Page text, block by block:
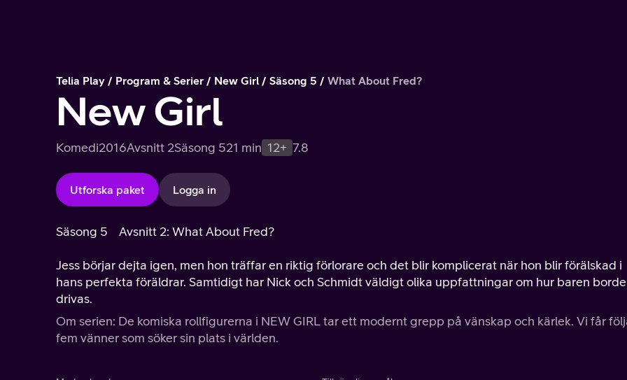
Telia Play Program & Serier New Girl Säsong 5 What About Fred?
New Girl
Komedi2016Avsnitt 2Säsong 521 min 12+ 7.8
Utforska paket Logga in
Säsong 5 Avsnitt 2: What About Fred?
Jess börjar dejta igen, men hon träffar en riktig förlorare och det blir komplicerat när hon blir förälskad i
hans perfekta föräldrar. Samtidigt har Nick och Schmidt väldigt olika uppfattningar om hur baren borde
drivas.
Om serien: De komiska rollfigurerna i NEW GIRL tar ett modernt grepp på vänskap och kärlek. Vi får
fem vänner som söker sin plats i världen.